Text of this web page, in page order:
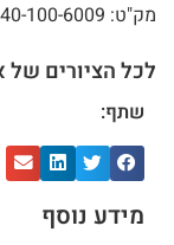
מק"ט: 1-140-100-6009
לכל הציורים של
שתף:
מידע נוסף